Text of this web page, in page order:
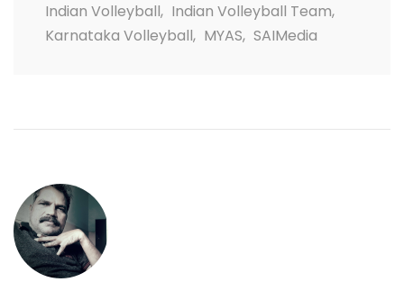
Indian Volleyball, Indian Volleyball Team,
Karnataka Volleyball, MYAS, SAIMedia